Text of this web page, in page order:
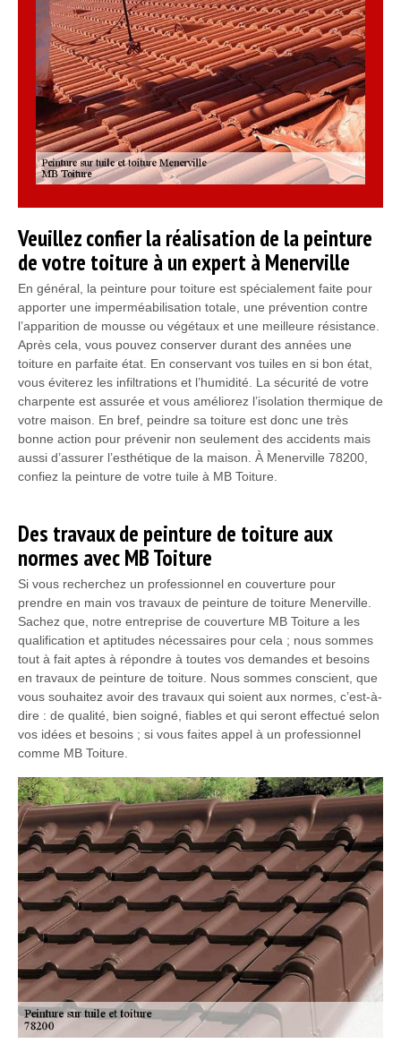
Veuillez confier la réalisation de la peinture
de votre toiture à un expert à Menerville
En général, la peinture pour toiture est spécialement faite pour
apporter une imperméabilisation totale, une prévention contre
l’apparition de mousse ou végétaux et une meilleure résistance.
Après cela, vous pouvez conserver durant des années une
toiture en parfaite état. En conservant vos tuiles en si bon état,
vous éviterez les infiltrations et l’humidité. La sécurité de votre
charpente est assurée et vous améliorez l’isolation thermique de
votre maison. En bref, peindre sa toiture est donc une très
bonne action pour prévenir non seulement des accidents mais
aussi d’assurer l’esthétique de la maison. À Menerville 78200,
confiez la peinture de votre tuile à MB Toiture.
Des travaux de peinture de toiture aux
normes avec MB Toiture
Si vous recherchez un professionnel en couverture pour
prendre en main vos travaux de peinture de toiture Menerville.
Sachez que, notre entreprise de couverture MB Toiture a les
qualification et aptitudes nécessaires pour cela ; nous sommes
tout à fait aptes à répondre à toutes vos demandes et besoins
en travaux de peinture de toiture. Nous sommes conscient, que
vous souhaitez avoir des travaux qui soient aux normes, c’est-à-
dire : de qualité, bien soigné, fiables et qui seront effectué selon
vos idées et besoins ; si vous faites appel à un professionnel
comme MB Toiture.